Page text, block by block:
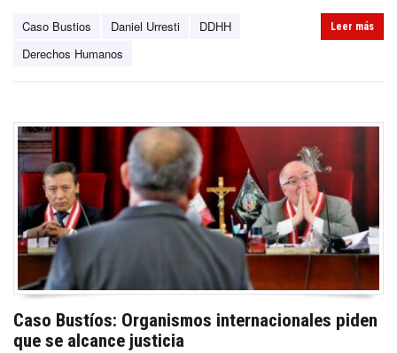
Caso Bustios Daniel Urresti
DDHH
Derechos Humanos
Leer más
Caso Bustíos: Organismos internacionales piden
que se alcance justicia